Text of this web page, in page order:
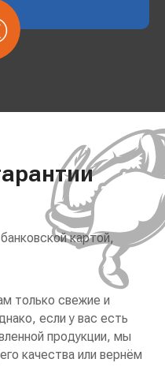
картой,
только свежие и
если у вас есть
продукции, мы
качества или вернём